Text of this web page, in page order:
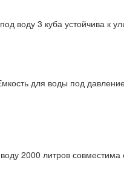
воду 3 куба устойчива к
для воды под
2000 литров